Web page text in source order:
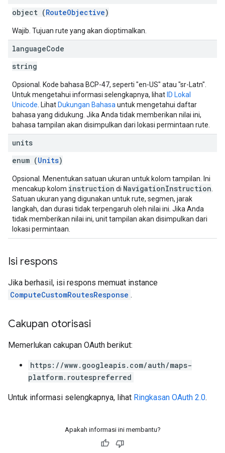
object (RouteObjective)
Wajib. Tujuan rute yang akan dioptimalkan.
languageCode
string
Opsional. Kode bahasa BCP-47, seperti "en-US" atau "sr-Latn".
Untuk mengetahui informasi selengkapnya, lihat ID Lokal
Unicode . Lihat Dukungan Bahasa untuk mengetahui daftar
bahasa yang didukung. Jika Anda tidak memberikan nilai ini,
bahasa tampilan akan disimpulkan dari lokasi permintaan rute.
units
enum (Units)
Opsional. Menentukan satuan ukuran untuk kolom tampilan. Ini
mencakup kolom instruction di NavigationInstruction
Satuan ukuran yang digunakan untuk rute, segmen, jarak
langkah, dan durasi tidak terpengaruh oleh nilai ini. Jika Anda
tidak memberikan nilai ini, unit tampilan akan disimpulkan dari
lokasi permintaan.
Isi respons
Jika berhasil, isi respons memuat instance
ComputeCustomRoutesResponse .
Cakupan otorisasi
Memerlukan cakupan OAuth berikut:
https://www.googleapis.com/auth/maps-
platform.routespreferred
Untuk informasi selengkapnya, lihat Ringkasan OAuth 2.0.
Apakah informasi ini membantu?